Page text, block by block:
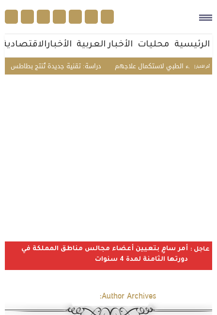
الرئيسية محليات الأخبار العربية الأخبارالاقتصادية
أخر الأخبار | دراسة: تقنية جديدة تُنتج بطاطس مقلية أقل الطبي لاستكمال علاجهم
عاجل : أمر سامٍ بتعيين أعضاء مجالس مناطق المملكة في
دورتها الثامنة لمدة 4 سنوات
Author Archives: